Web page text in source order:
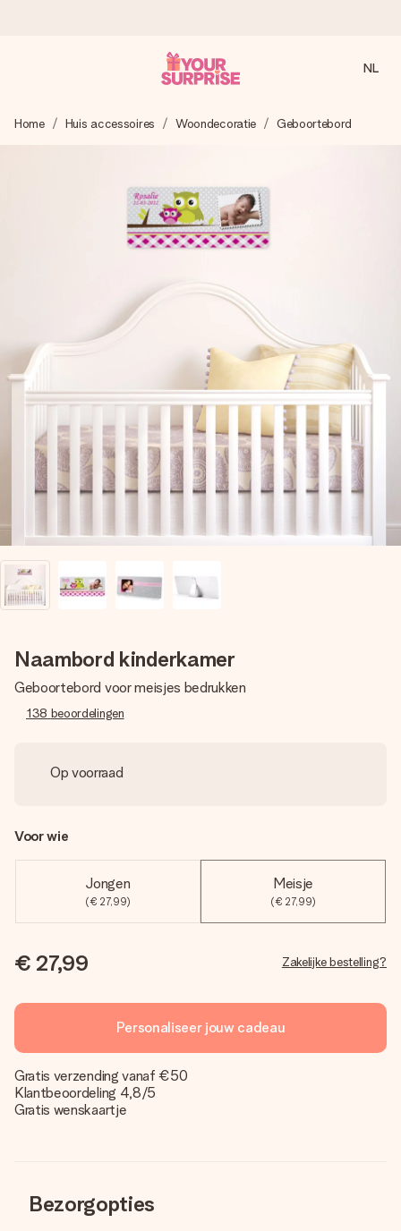
We maken jouw cadeau met zorg en zorgen dat het
4,8 (gebaseerd op +8.000 reviews)
ons met een 4,7 op Google Reviews
Gratis wenskaartje
Je maakt in een paar stappen iets unieks – met haar naam,
jullie foto of een boodschap die raakt. Zonder gedoe, maar
met alle aandacht voor het moment.
NL
Home Huis accessoires Woondecoratie Geboortebord
Naambord kinderkamer
Geboortebord voor meisjes bedrukken
138 beoordelingen
Op voorraad
Voor wie
Jongen
(€ 27,99)
Meisje
(€ 27,99)
€ 27,99 Zakelijke bestelling?
Personaliseer jouw cadeau
Gratis verzending vanaf €50
Klantbeoordeling 4,8/5
Gratis wenskaartje
Bezorgopties